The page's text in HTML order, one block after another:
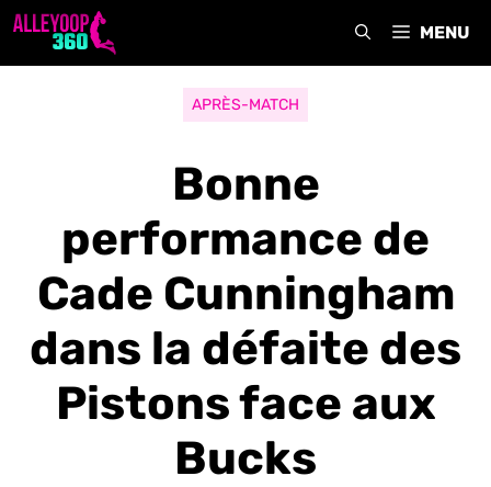
Aller
MENU
APRÈS-MATCH
Bonne
performance de
Cade Cunningham
dans la défaite des
Pistons face aux
Bucks